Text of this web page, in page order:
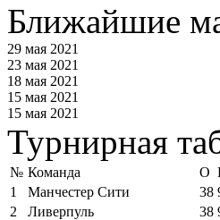
Ближайшие
29 мая 2021
23 мая 2021
18 мая 2021
15 мая 2021
15 мая 2021
Турнирная
№ Команда О
1
Манчестер Сити 38
2
Ливерпуль 38